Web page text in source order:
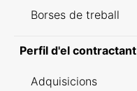
Borses de treball
Perfil d'el contractant
Adquisicions